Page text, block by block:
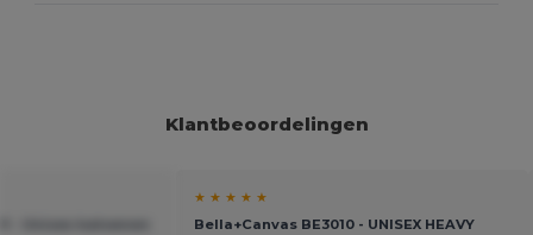
Klantbeoordelingen
★ ★ ★ ★ ★
Bella+Canvas BE3010 - UNISEX HEAVY